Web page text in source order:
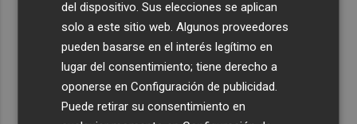
del dispositivo. Sus elecciones se aplican
solo a este sitio web. Algunos proveedores
pueden basarse en el interés legítimo en
lugar del consentimiento; tiene derecho a
oponerse enConfiguración de publicidad
Puede retirar su consentimiento en